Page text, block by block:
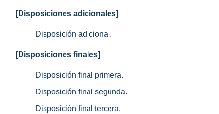
[Disposiciones adicionales]
Disposición adicional.
[Disposiciones finales]
Disposición final primera.
Disposición final segunda.
Disposición final tercera.